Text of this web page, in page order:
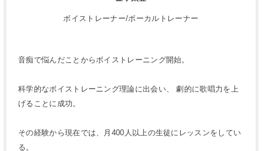
ボイストレーナー/ボーカルトレーナー
音痴で悩んだことからボイストレーニング開始。
科学的なボイストレーニング理論に出会い、 劇的に歌唱力を上
げることに成功。
その経験から現在では、月400人以上の生徒にレッスンをしてい
る。